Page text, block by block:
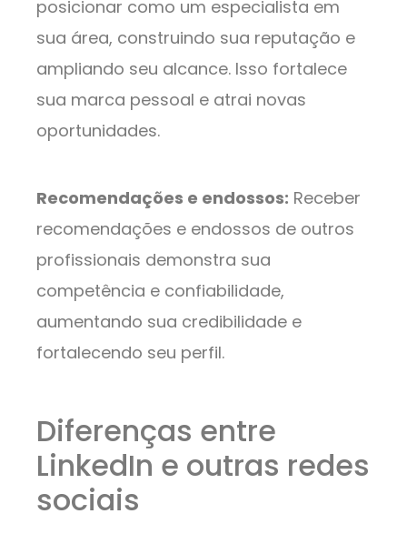
posicionar como um especialista em
sua área, construindo sua reputação e
ampliando seu alcance. Isso fortalece
sua marca pessoal e atrai novas
oportunidades.
Recomendações e endossos: Receber
recomendações e endossos de outros
profissionais demonstra sua
competência e confiabilidade,
aumentando sua credibilidade e
fortalecendo seu perfil.
Diferenças entre
LinkedIn e outras redes
sociais